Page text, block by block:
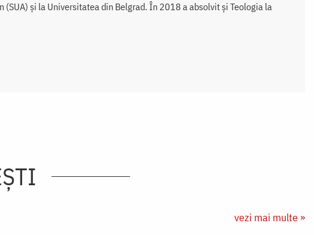
și la Universitatea din Belgrad. În 2018 a absolvit şi Teologia la
vezi mai multe »